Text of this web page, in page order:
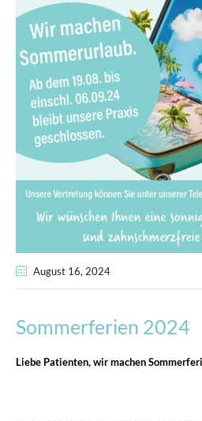
August 16, 2024
Sommerferien 2024
Liebe Patienten,wir machen